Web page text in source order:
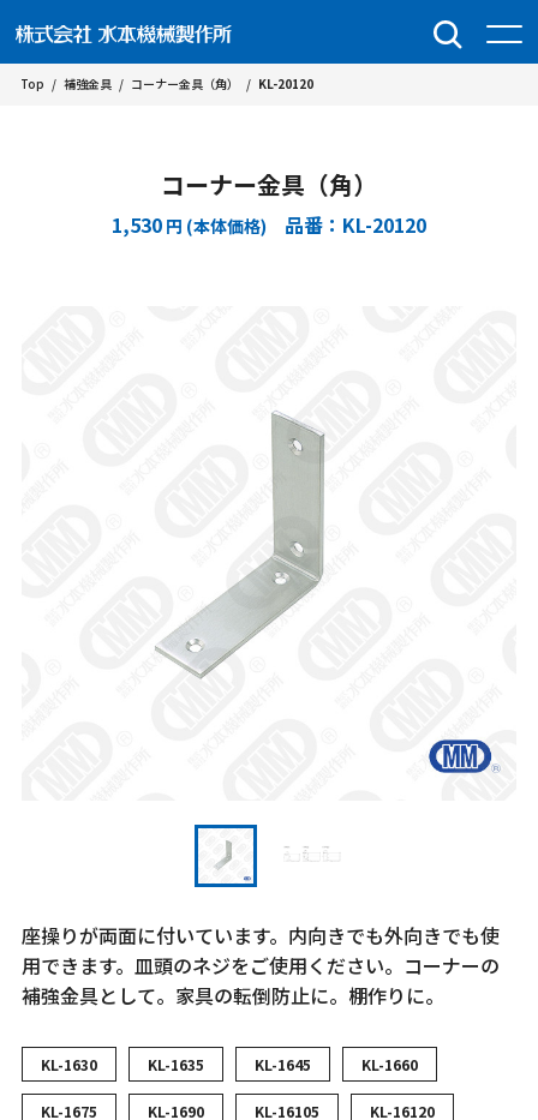
Top / 補強金具 / コーナー金具（角） / KL-20120
コーナー金具（角）
1,530 円 (本体価格) 品番：KL-20120
座操りが両面に付いています。内向きでも外向きでも使
用できます。皿頭のネジをご使用ください。コーナーの
補強金具として。家具の転倒防止に。棚作りに。
KL-1630 KL-1635 KL-1645 KL-1660
KL-1675 KL-1690 KL-16105 KL-16120